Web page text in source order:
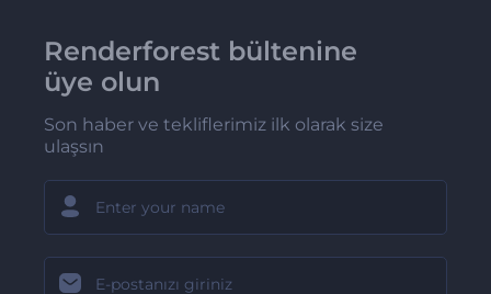
Renderforest bültenine
üye olun
Son haber ve tekliflerimiz ilk olarak size
ulaşsın